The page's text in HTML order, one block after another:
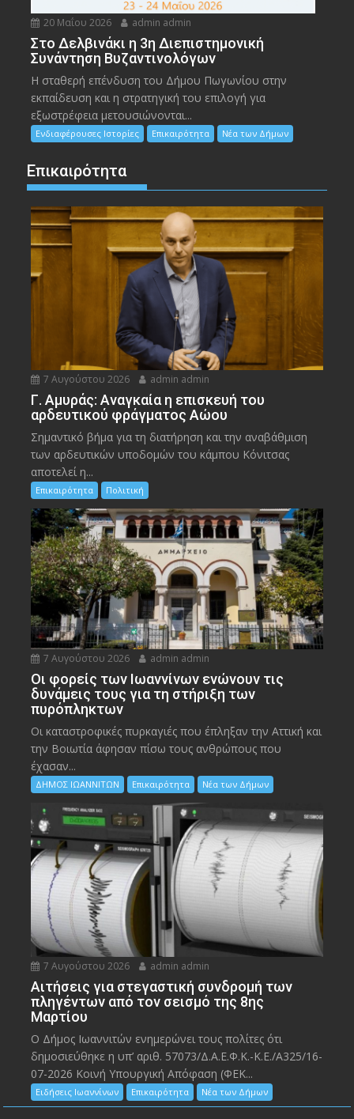
20 Μαΐου 2026 admin admin
Στο Δελβινάκι η 3η Διεπιστημονική
Συνάντηση Βυζαντινολόγων
Η σταθερή επένδυση του Δήμου Πωγωνίου στην
εκπαίδευση και η στρατηγική του επιλογή για
εξωστρέφεια μετουσιώνονται...
Ενδιαφέρουσες Ιστορίες Επικαιρότητα Νέα των Δήμων
Επικαιρότητα
7 Αυγούστου 2026 admin admin
Γ. Αμυράς: Αναγκαία η επισκευή του
αρδευτικού φράγματος Αώου
Σημαντικό βήμα για τη διατήρηση και την αναβάθμιση
των αρδευτικών υποδομών του κάμπου Κόνιτσας
αποτελεί η...
Επικαιρότητα Πολιτική
7 Αυγούστου 2026 admin admin
Οι φορείς των Ιωαννίνων ενώνουν τις
δυνάμεις τους για τη στήριξη των
πυρόπληκτων
Οι καταστροφικές πυρκαγιές που έπληξαν την Αττική και
την Bοιωτία άφησαν πίσω τους ανθρώπους που
έχασαν...
ΔΗΜΟΣ ΙΩΑΝΝΙΤΩΝ Επικαιρότητα Νέα των Δήμων
7 Αυγούστου 2026 admin admin
Αιτήσεις για στεγαστική συνδρομή των
πληγέντων από τον σεισμό της 8ης
Μαρτίου
Ο Δήμος Ιωαννιτών ενημερώνει τους πολίτες ότι
δημοσιεύθηκε η υπ’ αριθ. 57073/Δ.Α.Ε.Φ.Κ.-Κ.Ε./Α325/16-
07-2026 Κοινή Υπουργική Απόφαση (ΦΕΚ...
Ειδήσεις Ιωαννίνων Επικαιρότητα Νέα των Δήμων